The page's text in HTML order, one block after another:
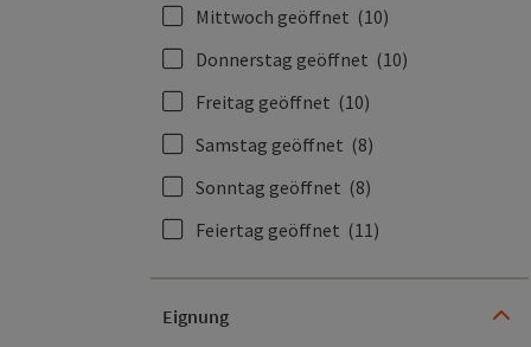
Mittwoch geöffnet (10)
Donnerstag geöffnet (10)
Freitag geöffnet (10)
Samstag geöffnet (8)
Sonntag geöffnet (8)
Feiertag geöffnet (11)
Eignung